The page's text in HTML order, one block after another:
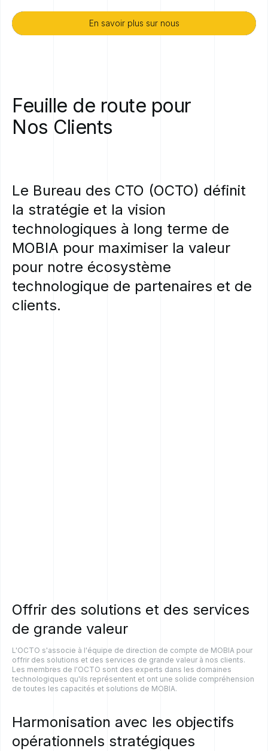
En savoir plus sur nous
En savoir plus sur nous
Feuille de route pour
Nos Clients
Le Bureau des CTO (OCTO) définit
la stratégie et la vision
technologiques à long terme de
MOBIA pour maximiser la valeur
pour notre écosystème
technologique de partenaires et de
clients.
Offrir des solutions et des services
de grande valeur
L'OCTO s'associe à l'équipe de direction de compte de MOBIA pour
offrir des solutions et des services de grande valeur à nos clients.
Les membres de l'OCTO sont des experts dans les domaines
technologiques qu'ils représentent et ont une solide compréhension
de toutes les capacités et solutions de MOBIA.
Harmonisation avec les objectifs
opérationnels stratégiques